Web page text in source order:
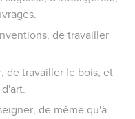
de travailler
de travailler le bois, et
de même qu'à